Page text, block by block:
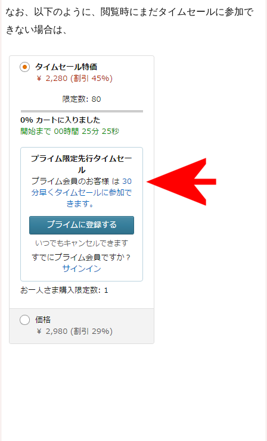
なお、以下のように、閲覧時にまだタイムセールに参加で
きない場合は、